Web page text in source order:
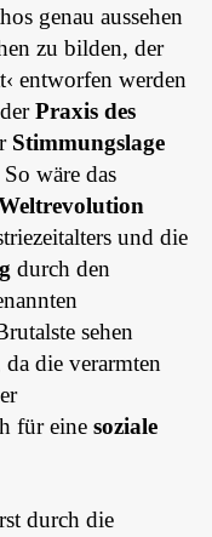
genau aussehen
zu bilden, der
entworfen werden
Praxis des
Stimmungslage
wäre das
und die
durch den
sehen
die verarmten
für eine soziale
durch die